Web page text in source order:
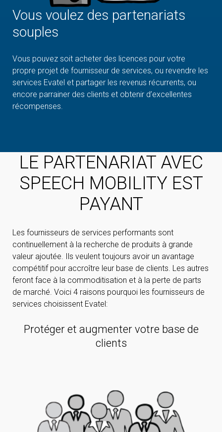
Vous voulez des partenariats
souples
Vous pouvez soit acheter des licences pour votre
propre projet de fournisseur de services, ou revendre les
services Evatel et partager les revenus récurrents, ou
encore parrainer des clients et obtenir d’excellentes
récompenses.
LE PARTENARIAT AVEC
SPEECH MOBILITY EST
PAYANT
Les fournisseurs de services performants sont
continuellement à la recherche de produits à grande
valeur ajoutée. Ils veulent toujours avoir un avantage
compétitif pour accroître leur base de clients. Les autres
feront face à la commoditisation et à la perte de parts
de marché. Voici 4 raisons pourquoi les fournisseurs de
services choisissent Evatel:
Protéger et augmenter votre base de
clients